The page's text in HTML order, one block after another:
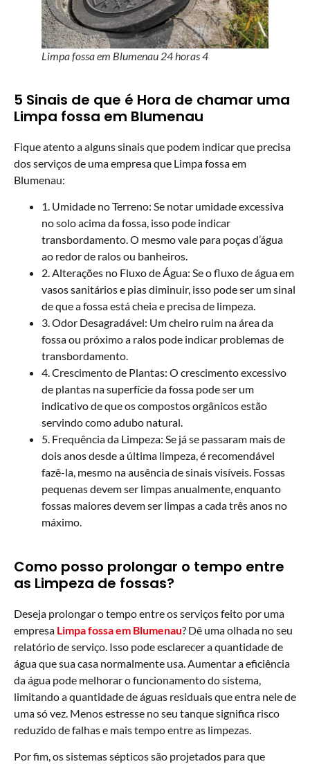
Limpa fossa em Blumenau 24 horas 4
5 Sinais de que é Hora de chamar uma
Limpa fossa em Blumenau
Fique atento a alguns sinais que podem indicar que precisa
dos serviços de uma empresa que Limpa fossa em
Blumenau:
1. Umidade no Terreno: Se notar umidade excessiva
no solo acima da fossa, isso pode indicar
transbordamento. O mesmo vale para poças d’água
ao redor de ralos ou banheiros.
2. Alterações no Fluxo de Água: Se o fluxo de água em
vasos sanitários e pias diminuir, isso pode ser um sinal
de que a fossa está cheia e precisa de limpeza.
3. Odor Desagradável: Um cheiro ruim na área da
fossa ou próximo a ralos pode indicar problemas de
transbordamento.
4. Crescimento de Plantas: O crescimento excessivo
de plantas na superfície da fossa pode ser um
indicativo de que os compostos orgânicos estão
servindo como adubo natural.
5. Frequência da Limpeza: Se já se passaram mais de
dois anos desde a última limpeza, é recomendável
fazê-la, mesmo na ausência de sinais visíveis. Fossas
pequenas devem ser limpas anualmente, enquanto
fossas maiores devem ser limpas a cada três anos no
máximo.
Como posso prolongar o tempo entre
as Limpeza de fossas?
Deseja prolongar o tempo entre os serviços feito por uma
empresa Limpa fossa em Blumenau? Dê uma olhada no seu
relatório de serviço. Isso pode esclarecer a quantidade de
água que sua casa normalmente usa. Aumentar a eficiência
da água pode melhorar o funcionamento do sistema,
limitando a quantidade de águas residuais que entra nele de
uma só vez. Menos estresse no seu tanque significa risco
reduzido de falhas e mais tempo entre as limpezas.
Por fim, os sistemas sépticos são projetados para que